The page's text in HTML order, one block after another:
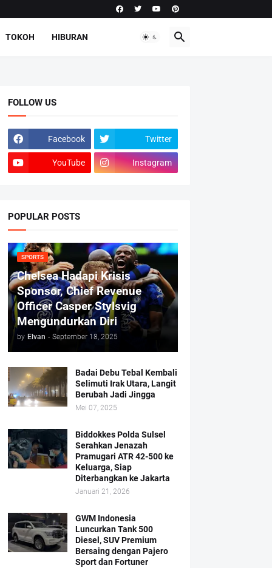
TOKOH HIBURAN
FOLLOW US
Facebook Twitter
YouTube Instagram
POPULAR POSTS
SPORTS
Chelsea Hadapi Krisis
Sponsor, Chief Revenue
Officer Casper Stylsvig
Mengundurkan Diri
by Elvan - September 18, 2025
Badai Debu Tebal Kembali
Selimuti Irak Utara, Langit
Berubah Jadi Jingga
Mei 07, 2025
Biddokkes Polda Sulsel
Serahkan Jenazah
Pramugari ATR 42-500 ke
Keluarga, Siap
Diterbangkan ke Jakarta
Januari 21, 2026
GWM Indonesia
Luncurkan Tank 500
Diesel, SUV Premium
Bersaing dengan Pajero
Sport dan Fortuner